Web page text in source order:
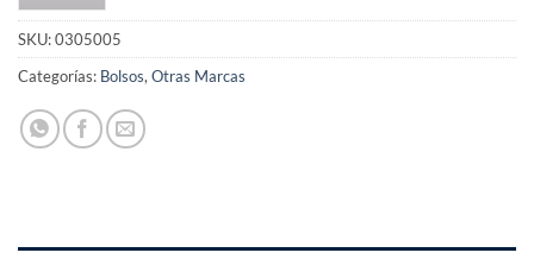
SKU:0305005
Categorías: Bolsos, Otras Marcas